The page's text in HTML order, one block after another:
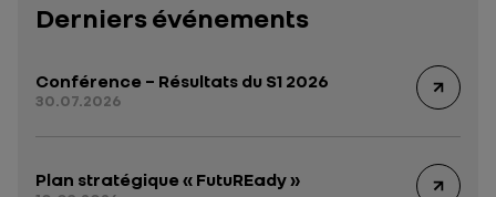
Derniers événements
Conférence – Résultats du S1 2026
30.07.2026
Plan stratégique « FutuREady »